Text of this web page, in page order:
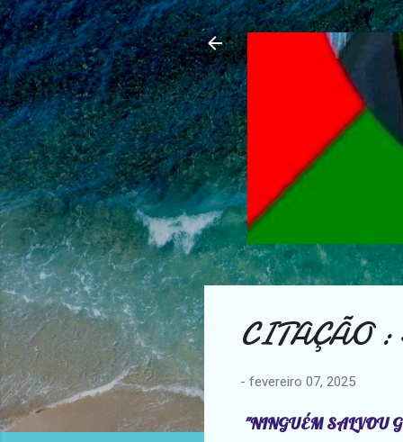
CITAÇÃO
- fevereiro 07, 2025
"NINGUÉM SALVOU